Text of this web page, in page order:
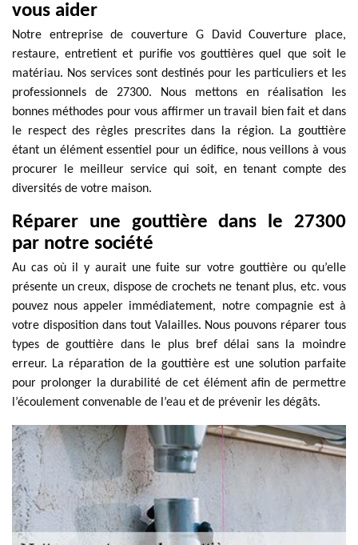
vous aider
Notre entreprise de couverture G David Couverture place,
restaure, entretient et purifie vos gouttières quel que soit le
matériau. Nos services sont destinés pour les particuliers et les
professionnels de 27300. Nous mettons en réalisation les
bonnes méthodes pour vous affirmer un travail bien fait et dans
le respect des règles prescrites dans la région. La gouttière
étant un élément essentiel pour un édifice, nous veillons à vous
procurer le meilleur service qui soit, en tenant compte des
diversités de votre maison.
Réparer une gouttière dans le 27300
par notre société
Au cas où il y aurait une fuite sur votre gouttière ou qu’elle
présente un creux, dispose de crochets ne tenant plus, etc. vous
pouvez nous appeler immédiatement, notre compagnie est à
votre disposition dans tout Valailles. Nous pouvons réparer tous
types de gouttière dans le plus bref délai sans la moindre
erreur. La réparation de la gouttière est une solution parfaite
pour prolonger la durabilité de cet élément afin de permettre
l’écoulement convenable de l’eau et de prévenir les dégâts.